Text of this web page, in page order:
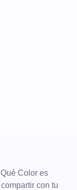
Color es
con tu